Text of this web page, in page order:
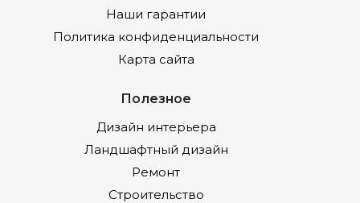
Наши гарантии
Политика конфиденциальности
Карта сайта
Полезное
Дизайн интерьера
Ландшафтный дизайн
Ремонт
Строительство